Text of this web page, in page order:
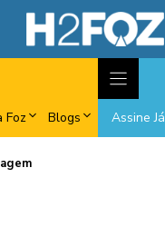
Foz Blogs Assine Já